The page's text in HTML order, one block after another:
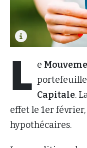
L e
portefeuille
Capitale.
effet le 1er
hypothécaires.